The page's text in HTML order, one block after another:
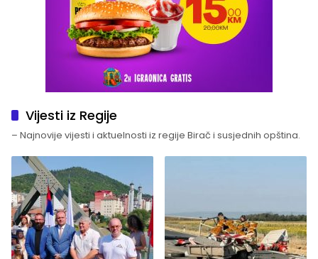
Vijesti iz Regije
– Najnovije vijesti i aktuelnosti iz regije Birač i susjednih opština.